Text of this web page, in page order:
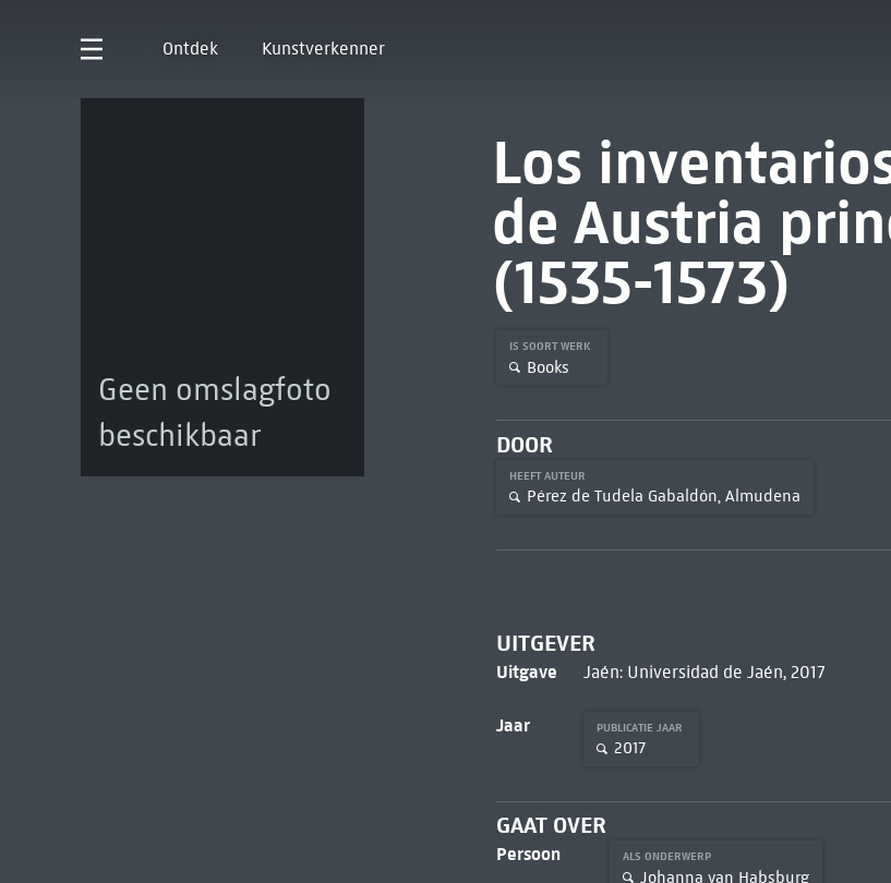
Ontdek Kunstverkenner
Geen omslagfoto
beschikbaar
Los
de Austria
(1535-1573)
IS SOORT WERK
Books
DOOR
HEEFT AUTEUR
Pérez de Tudela Gabaldón, Almudena
UITGEVER
Uitgave Jaén: Universidad de Jaén, 2017
Jaar PUBLICATIE JAAR
2017
GAAT OVER
Persoon ALS ONDERWERP
Johanna van Habsburg